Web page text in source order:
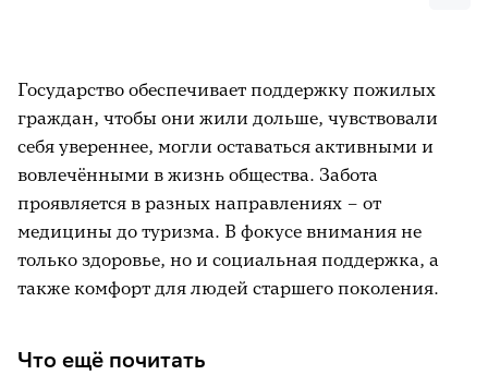
Государство обеспечивает поддержку пожилых
граждан, чтобы они жили дольше, чувствовали
себя увереннее, могли оставаться активными и
вовлечёнными в жизнь общества. Забота
проявляется в разных направлениях – от
медицины до туризма. В фокусе внимания не
только здоровье, но и социальная поддержка, а
также комфорт для людей старшего поколения.
Что ещё почитать